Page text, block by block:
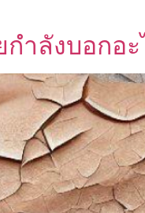
ำลังบอกอะ